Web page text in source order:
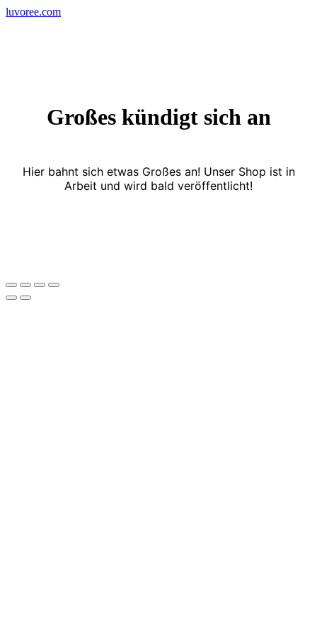
Skip
luvoree.com
Großes kündigt sich an
Hier bahnt sich etwas Großes an! Unser Shop ist in
Arbeit und wird bald veröffentlicht!